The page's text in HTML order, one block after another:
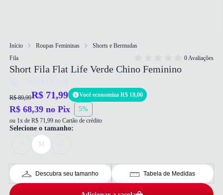
Início Roupas Femininas
Shorts e Bermudas
Fila
0 Avaliações
Short Fila Flat Life Verde Chino Feminino
Ref: 7909943581108
R$ 89,99R$ 71,99 Você economiza R$ 18,00
R$ 68,39 no Pix 5%
ou 1x de R$ 71,99 no Cartão de crédito
Selecione o tamanho:
M
Descubra seu tamanho Tabela de Medidas